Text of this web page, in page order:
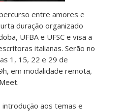
entre amores e
duração organizado
UFBA e UFSC e visa a
italianas. Serão no
1, 15, 22 e 29 de
em modalidade remota,
introdução aos temas e